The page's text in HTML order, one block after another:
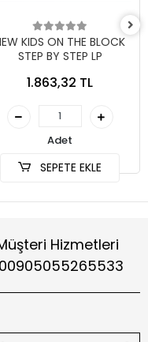
KIDS ON THE BLOCK
STEP BY STEP LP
1.863,32 TL
Adet
SEPETE EKLE
Hizmetleri
00905055265533